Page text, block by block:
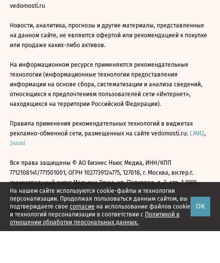
На нашем сайте используются cookie-файлы и технологии
персонализации. Продолжая пользоваться данным сайтом, вы
подтверждаете свое согласие на использование файлов cookie
и технологий персонализации в соответствии с Политикой в
отношении обработки персональных данных.
ОК
vedomosti.ru
Новости, аналитика, прогнозы и другие материалы, представленные
на данном сайте, не являются офертой или рекомендацией к покупке
или продаже каких-либо активов.
На информационном ресурсе применяются рекомендательные
технологии (информационные технологии предоставления
информации на основе сбора, систематизации и анализа сведений,
относящихся к предпочтениям пользователей сети «Интернет»,
находящихся на территории Российской Федерации).
Правила применения рекомендательных технологий в виджетах
рекламно-обменной сети, размещенных на сайте vedomosti.ru: СМИ2,
24smi
Все права защищены © АО Бизнес Ньюс Медиа, ИНН/КПП
7712108141/771501001, ОГРН 1027739124775, 127018, г. Москва, вн.тер.г.
муниципальный округ Марьина Роща, ул. Полковая, д. 3, стр. 1 1999—
2026